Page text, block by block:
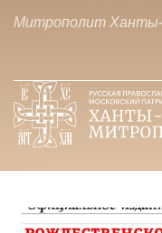
Митрополит Ханты-